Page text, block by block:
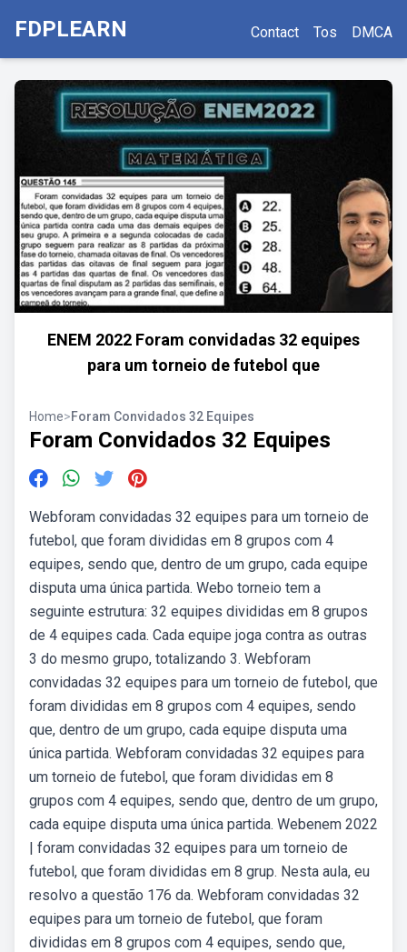
FDPLEARN Contact Tos DMCA
ENEM 2022 Foram convidadas 32 equipes
para um torneio de futebol que
Home>Foram Convidados 32 Equipes
Foram Convidados 32 Equipes
Webforam convidadas 32 equipes para um torneio de
futebol, que foram divididas em 8 grupos com 4
equipes, sendo que, dentro de um grupo, cada equipe
disputa uma única partida. Webo torneio tem a
seguinte estrutura: 32 equipes divididas em 8 grupos
de 4 equipes cada. Cada equipe joga contra as outras
3 do mesmo grupo, totalizando 3. Webforam
convidadas 32 equipes para um torneio de futebol, que
foram divididas em 8 grupos com 4 equipes, sendo
que, dentro de um grupo, cada equipe disputa uma
única partida. Webforam convidadas 32 equipes para
um torneio de futebol, que foram divididas em 8
grupos com 4 equipes, sendo que, dentro de um grupo,
cada equipe disputa uma única partida. Webenem 2022
| foram convidadas 32 equipes para um torneio de
futebol, que foram divididas em 8 grup. Nesta aula, eu
resolvo a questão 176 da. Webforam convidadas 32
equipes para um torneio de futebol, que foram
divididas em 8 grupos com 4 equipes, sendo que,